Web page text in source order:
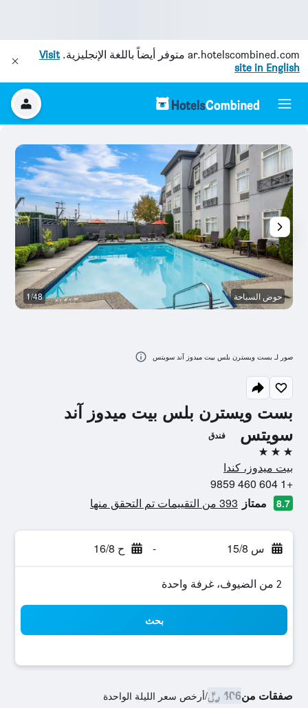
ar.hotelscombined.com متوفر أيضاً باللغة الإنجليزية.Visit
site in English
بست ويسترن بلس بيت ميدوز آند
سويتس
فندق
3 نجوم
بيت ميدوز، كندا
+1 604 460 9859
8.7 ممتاز 393 من التقييمات تم التحقق منها
س 15/8 - ح 16/8
2 من الضيوف، غرفة واحدة
بحث
صفقات من406 ﷼ /أرخص سعر الليلة الواحدة
حوض السباحة 1/48
صور لـ بست ويسترن بلس بيت ميدوز آند سويتس